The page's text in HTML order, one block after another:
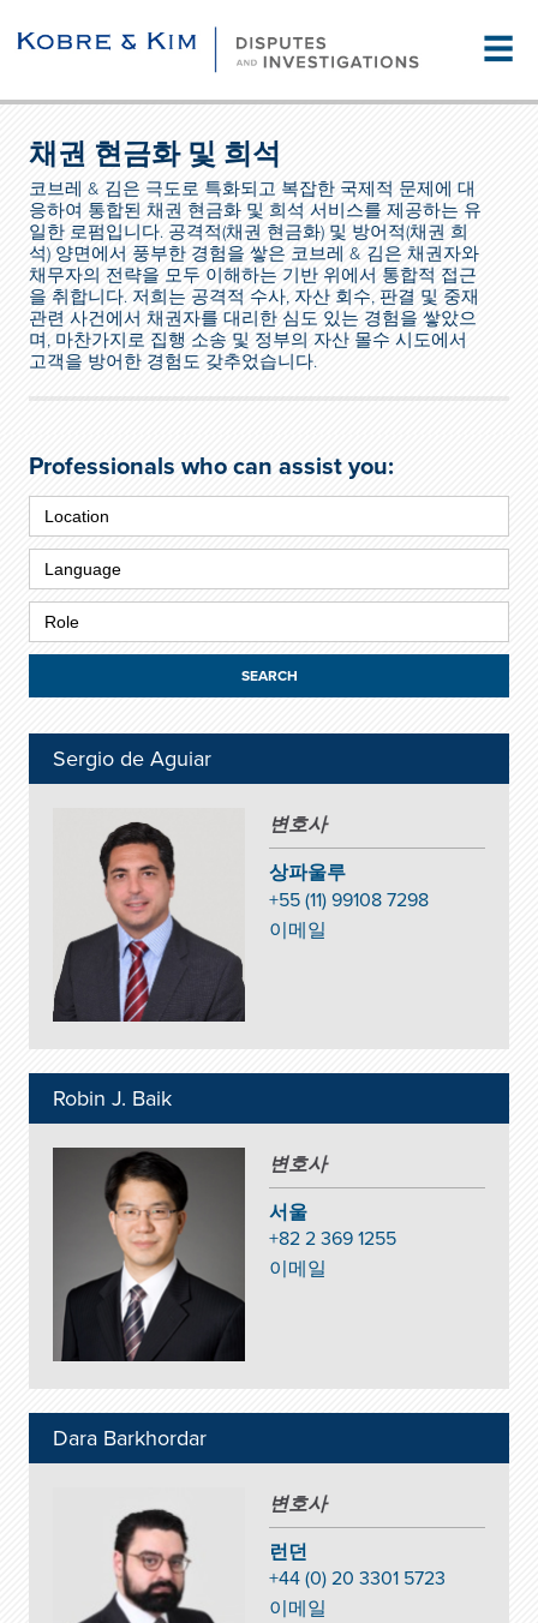
☰
채권 현금화 및 희석
코브레 & 김은 극도로 특화되고 복잡한 국제적 문제에 대
응하여 통합된 채권 현금화 및 희석 서비스를 제공하는 유
일한 로펌입니다. 공격적(채권 현금화) 및 방어적(채권 희
석) 양면에서 풍부한 경험을 쌓은 코브레 & 김은 채권자와
채무자의 전략을 모두 이해하는 기반 위에서 통합적 접근
을 취합니다. 저희는 공격적 수사, 자산 회수, 판결 및 중재
관련 사건에서 채권자를 대리한 심도 있는 경험을 쌓았으
며, 마찬가지로 집행 소송 및 정부의 자산 몰수 시도에서
고객을 방어한 경험도 갖추었습니다.
Professionals who can assist you:
Sergio de Aguiar
변호사
상파울루
+55 (11) 99108 7298
이메일
Robin J. Baik
변호사
서울
+82 2 369 1255
이메일
Dara Barkhordar
변호사
런던
+44 (0) 20 3301 5723
이메일